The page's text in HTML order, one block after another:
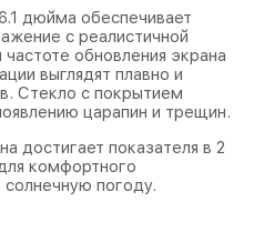
дюйма обеспечивает
с реалистичной
обновления экрана
выглядят плавно и
Стекло с покрытием
царапин и трещин.
достигает показателя в 2
комфортного
солнечную погоду.